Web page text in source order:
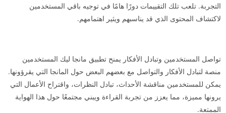
التجربة. تلعب تلك التقييمات دورًا هامًا في توجيه باقي المستخدمين
لاكتشاف المحتوى الذي قد يناسبهم ويثير اهتمامهم.
تواصل المستخدمين وتبادل الأفكار يمنح تطبيق مانجا ليك المستخدمين
منصة لتبادل الأفكار والتواصل مع بعضهم البعض حول المانجا التي يقرؤونها.
يمكن للمستخدمين مناقشة الأحداث، تبادل النظرات، واقتراح الأعمال التي
يرونها مميزة، مما يعزز من تجربة القراءة ويبني مجتمعًا حول هذا الهواية
الممتعة.